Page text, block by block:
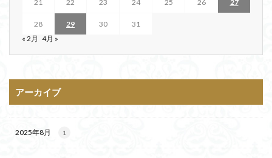
21 22 23 24 25 26 27
28 29 30
31
« 2月 4月 »
アーカイブ
2025年8月 1